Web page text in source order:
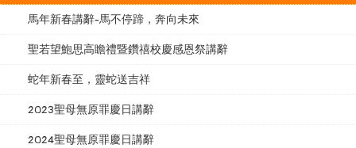
馬年新春講辭-馬不停蹄，奔向未來
聖若望鮑思高瞻禮暨鑽禧校慶感恩祭講辭
蛇年新春至，靈蛇送吉祥
2023聖母無原罪慶日講辭
2024聖母無原罪慶日講辭